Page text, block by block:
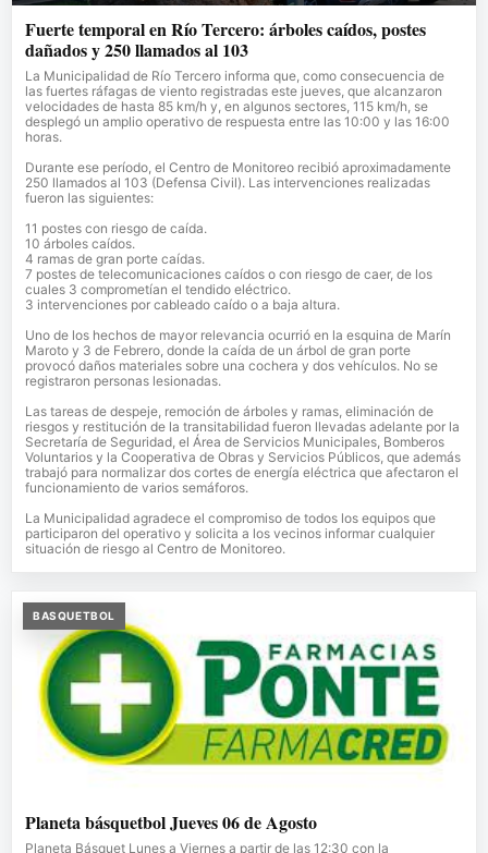
Fuerte temporal en Río Tercero: árboles caídos, postes
dañados y 250 llamados al 103
La Municipalidad de Río Tercero informa que, como consecuencia de
las fuertes ráfagas de viento registradas este jueves, que alcanzaron
velocidades de hasta 85 km/h y, en algunos sectores, 115 km/h, se
desplegó un amplio operativo de respuesta entre las 10:00 y las 16:00
horas.
Durante ese período, el Centro de Monitoreo recibió aproximadamente
250 llamados al 103 (Defensa Civil). Las intervenciones realizadas
fueron las siguientes:
11 postes con riesgo de caída.
10 árboles caídos.
4 ramas de gran porte caídas.
7 postes de telecomunicaciones caídos o con riesgo de caer, de los
cuales 3 comprometían el tendido eléctrico.
3 intervenciones por cableado caído o a baja altura.
Uno de los hechos de mayor relevancia ocurrió en la esquina de Marín
Maroto y 3 de Febrero, donde la caída de un árbol de gran porte
provocó daños materiales sobre una cochera y dos vehículos. No se
registraron personas lesionadas.
Las tareas de despeje, remoción de árboles y ramas, eliminación de
riesgos y restitución de la transitabilidad fueron llevadas adelante por la
Secretaría de Seguridad, el Área de Servicios Municipales, Bomberos
Voluntarios y la Cooperativa de Obras y Servicios Públicos, que además
trabajó para normalizar dos cortes de energía eléctrica que afectaron el
funcionamiento de varios semáforos.
La Municipalidad agradece el compromiso de todos los equipos que
participaron del operativo y solicita a los vecinos informar cualquier
situación de riesgo al Centro de Monitoreo.
BASQUETBOL
Planeta básquetbol Jueves 06 de Agosto
Planeta Básquet Lunes a Viernes a partir de las 12:30 con la